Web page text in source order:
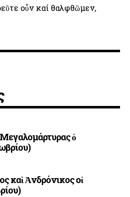
οὖν καί θαλφθῶμεν,
ὁ
καὶ Ἀνδρόνικος οἱ